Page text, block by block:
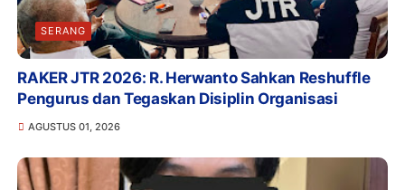
SERANG
RAKER JTR 2026: R. Herwanto Sahkan Reshuffle
Pengurus dan Tegaskan Disiplin Organisasi
AGUSTUS 01, 2026